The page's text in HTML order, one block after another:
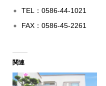
TEL：0586-44-1021
FAX：0586-45-2261
関連